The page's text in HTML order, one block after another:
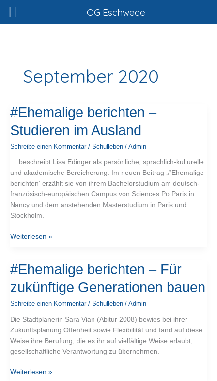
Inhalt
springen
September 2020
#Ehemalige berichten –
Studieren im Ausland
Schreibe einen Kommentar /Schulleben /Admin
… beschreibt Lisa Edinger als persönliche, sprachlich-kulturelle
und akademische Bereicherung. Im neuen Beitrag ‚#Ehemalige
berichten‘ erzählt sie von ihrem Bachelorstudium am deutsch-
französisch-europäischen Campus von Sciences Po Paris in
Nancy und dem anstehenden Masterstudium in Paris und
Stockholm.
#Ehemalige
berichten
–
im
Ausland
Weiterlesen »
#Ehemalige berichten – Für
zukünftige Generationen bauen
Schreibe einen Kommentar /Schulleben /Admin
Die Stadtplanerin Sara Vian (Abitur 2008) bewies bei ihrer
Zukunftsplanung Offenheit sowie Flexibilität und fand auf diese
Weise ihre Berufung, die es ihr auf vielfältige Weise erlaubt,
gesellschaftliche Verantwortung zu übernehmen.
#Ehemalige
berichten
–
zukünftige
Generationen
bauen
Weiterlesen »
OG Eschwege